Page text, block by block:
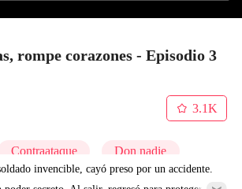
rompe corazones - Episodio 3
3.1K
Contraataque Don nadie
invencible, cayó preso por un accidente.